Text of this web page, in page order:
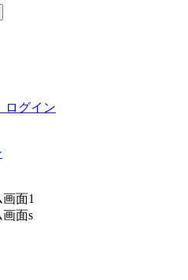
ログイン